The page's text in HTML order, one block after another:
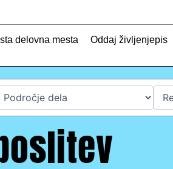
delovna mesta Oddaj življenjepis